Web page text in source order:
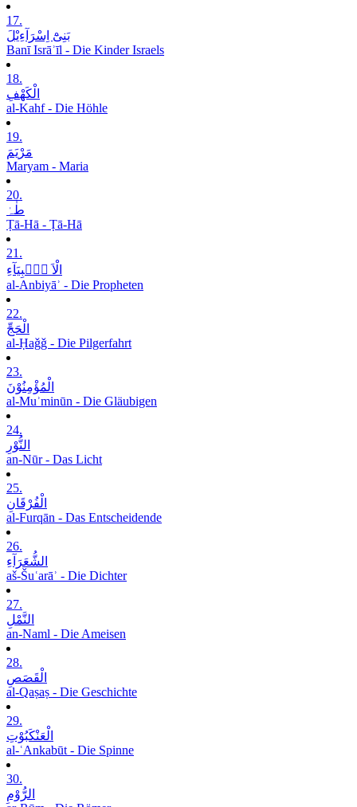
17.
بَنِیْٓ اِسْرَآءِیْلَ
Banī Isrāʾīl - Die Kinder Israels
18.
الْکَھْفِ
al-Kahf - Die Höhle
19.
مَرْیَمَ
Maryam - Maria
20.
طٰہٰ
Ṭā-Hā - Ṭā-Hā
21.
الْاَ نۡۢبِیَآءِ
al-Anbiyāʾ - Die Propheten
22.
الْحَجِّ
al-Ḥaǧǧ - Die Pilgerfahrt
23.
الْمُؤْمِنُوْنَ
al-Muʾminūn - Die Gläubigen
24.
النُّوْرِ
an-Nūr - Das Licht
25.
الْفُرْقَانِ
al-Furqān - Das Entscheidende
26.
الشُّعَرَآءِ
aš-Šuʿarāʾ - Die Dichter
27.
النَّمْلِ
an-Naml - Die Ameisen
28.
الْقَصَصِ
al-Qaṣaṣ - Die Geschichte
29.
الْعَنْکَبُوْتِ
al-ʿAnkabūt - Die Spinne
30.
الرُّوْمِ